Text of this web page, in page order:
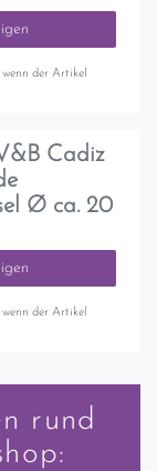
der Artikel
Cadiz
Ø ca. 20
der Artikel
rund